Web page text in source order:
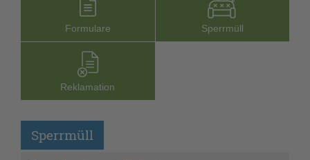
Formu­lare Sperr­müll
Reklamation
Sperrmüll